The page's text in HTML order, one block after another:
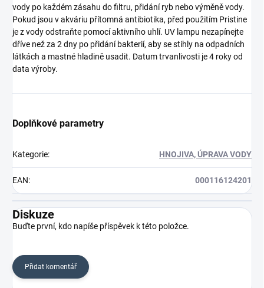
vody po každém zásahu do filtru, přidání ryb nebo výměně vody.
Pokud jsou v akváriu přítomná antibiotika, před použitím Pristine
je z vody odstraňte pomocí aktivního uhlí. UV lampu nezapínejte
dříve než za 2 dny po přidání bakterií, aby se stihly na odpadních
látkách a mastné hladině usadit. Datum trvanlivosti je 4 roky od
data výroby.
Doplňkové parametry
Kategorie: HNOJIVA, ÚPRAVA VODY
EAN: 000116124201
Diskuze
Buďte první, kdo napíše příspěvek k této položce.
Přidat komentář